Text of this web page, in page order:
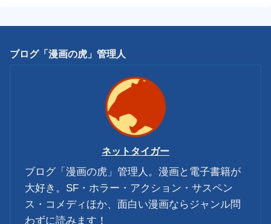
ブログ「漫画の虎」管理人
ネットタイガー
ブログ「漫画の虎」管理人。漫画と電子書籍が
大好き。SF・ホラー・アクション・サスペン
ス・コメディほか、面白い漫画ならジャンル問
わずに読みます！